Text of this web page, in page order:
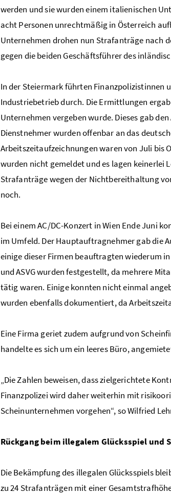
werden und sie wurden einem italienischen
acht Personen unrechtmäßig in Österreich
Unternehmen drohen nun Strafanträge nach
gegen die beiden Geschäftsführer des
In der Steiermark führten Finanzpolizistinnen
Industriebetrieb durch. Die Ermittlungen
Unternehmen vergeben wurde. Dieses gab
Dienstnehmer wurden offenbar an das
Arbeitszeitaufzeichnungen waren von Juli bis
wurden nicht gemeldet und es lagen keinerlei
Strafanträge wegen der Nichtbereithaltung
noch.
Bei einem AC/DC-Konzert in Wien Ende Juni
im Umfeld. Der Hauptauftragnehmer gab die
einige dieser Firmen beauftragten wiederum
und ASVG wurden festgestellt, da mehrere
tätig waren. Einige konnten nicht einmal
wurden ebenfalls dokumentiert, da
Eine Firma geriet zudem aufgrund von
handelte es sich um ein leeres Büro,
„Die Zahlen beweisen, dass zielgerichtete
Finanzpolizei wird daher weiterhin mit
Scheinunternehmen vorgehen“, so Wilfried
Rückgang beim illegalem Glücksspiel und
Die Bekämpfung des illegalen Glücksspiels
zu 24 Strafanträgen mit einer